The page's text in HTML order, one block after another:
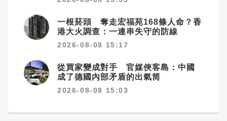
一根菸頭 奪走宏福苑168條人命？香
港大火調查：一連串失守的防線
2026-08-08 15:17
從買家變成對手 官媒俠客島：中國
成了德國內部矛盾的出氣筒
2026-08-08 15:03